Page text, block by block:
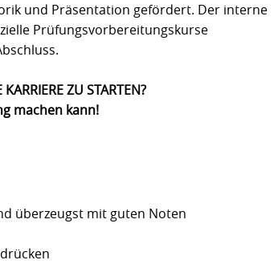
und Präsentation gefördert. Der interne
Prüfungsvorbereitungskurse
ZU STARTEN?
machen kann!
überzeugst mit guten Noten